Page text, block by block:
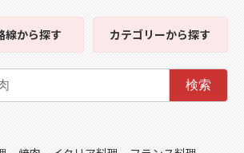
線から探す カテゴリーから探す
検索